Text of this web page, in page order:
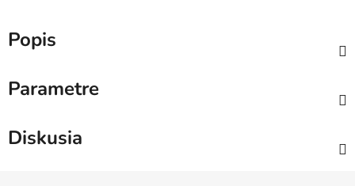
Popis
Parametre
Diskusia